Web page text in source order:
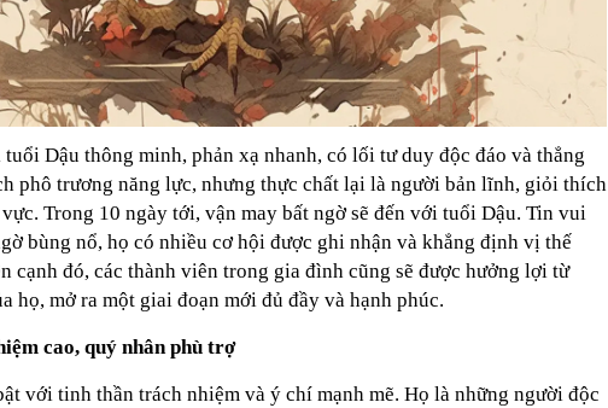
Dậu thông minh, phản xạ nhanh, có lối tư duy độc đáo và thẳng
phô trương năng lực, nhưng thực chất lại là người bản lĩnh, giỏi thích
Trong 10 ngày tới, vận may bất ngờ sẽ đến với tuổi Dậu. Tin vui
bùng nổ, họ có nhiều cơ hội được ghi nhận và khẳng định vị thế
cạnh đó, các thành viên trong gia đình cũng sẽ được hưởng lợi từ
họ, mở ra một giai đoạn mới đủ đầy và hạnh phúc.
cao, quý nhân phù trợ
với tinh thần trách nhiệm và ý chí mạnh mẽ. Họ là những người độc